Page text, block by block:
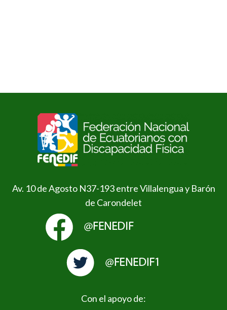
Av. 10 de Agosto N37-193 entre Villalengua y Barón
de Carondelet
Con el apoyo de: